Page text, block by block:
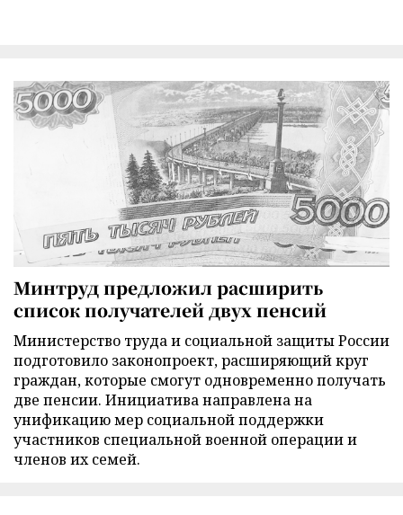
Минтруд предложил расширить
список получателей двух пенсий
Министерство труда и социальной защиты России
подготовило законопроект, расширяющий круг
граждан, которые смогут одновременно получать
две пенсии. Инициатива направлена на
унификацию мер социальной поддержки
участников специальной военной операции и
членов их семей.